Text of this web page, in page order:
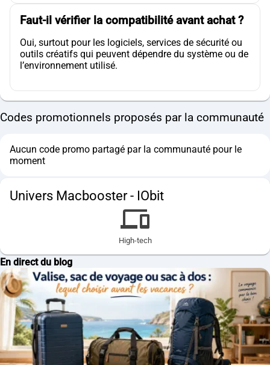
Faut-il vérifier la compatibilité avant achat ?
Oui, surtout pour les logiciels, services de sécurité ou
outils créatifs qui peuvent dépendre du système ou de
l’environnement utilisé.
Codes promotionnels proposés par la communauté
Aucun code promo partagé par la communauté pour le
moment
Univers Macbooster - IObit
High-tech
En direct du blog